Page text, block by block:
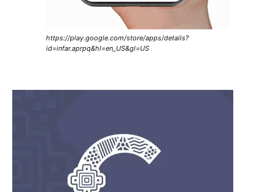
https://play.google.com/store/apps/details?
id=infar.aprpq&hl=en_US&gl=US